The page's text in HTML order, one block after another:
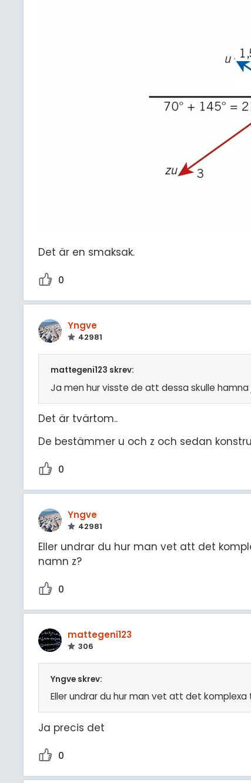
Det är en smaksak.
0
Yngve
42981
mattegeni123 skrev:
Ja men hur visste de att dessa skulle
Det är tvärtom..
De bestämmer u och z och sedan
0
Yngve
42981
Eller undrar du hur man vet att det
namn z?
0
mattegeni123
306
Yngve skrev:
Eller undrar du hur man vet att det
Ja precis det
0